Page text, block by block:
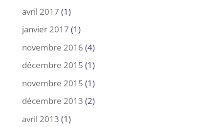
avril 2017 (1)
janvier 2017 (1)
novembre 2016 (4)
décembre 2015 (1)
novembre 2015 (1)
décembre 2013 (2)
avril 2013 (1)